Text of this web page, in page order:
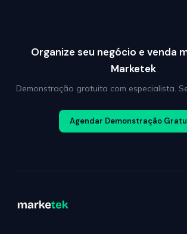
Organize seu negócio e venda
Marketek
Demonstração gratuita com especialista.
Agendar Demonstração